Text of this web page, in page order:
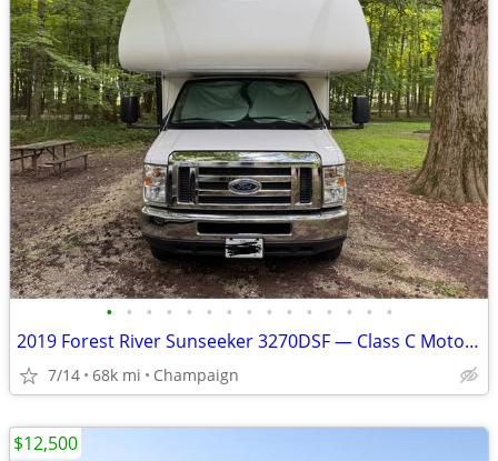
• • • • • • • • • • • • • • •
2019 Forest River Sunseeker 3270DSF — Class C Motorhome
7/14 68k mi Champaign
$12,500